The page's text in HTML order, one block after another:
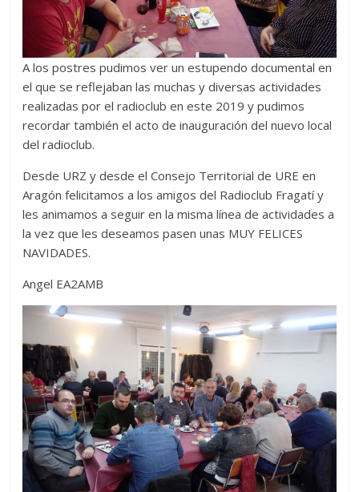
A los postres pudimos ver un estupendo documental en
el que se reflejaban las muchas y diversas actividades
realizadas por el radioclub en este 2019 y pudimos
recordar también el acto de inauguración del nuevo local
del radioclub.
Desde URZ y desde el Consejo Territorial de URE en
Aragón felicitamos a los amigos del Radioclub Fragatí y
les animamos a seguir en la misma línea de actividades a
la vez que les deseamos pasen unas MUY FELICES
NAVIDADES.
Angel EA2AMB